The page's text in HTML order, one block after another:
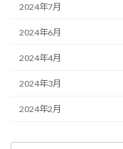
2024年7月
2024年6月
2024年4月
2024年3月
2024年2月